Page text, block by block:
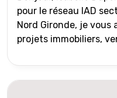
pour le réseau IAD
Nord Gironde, je vous
projets immobiliers,